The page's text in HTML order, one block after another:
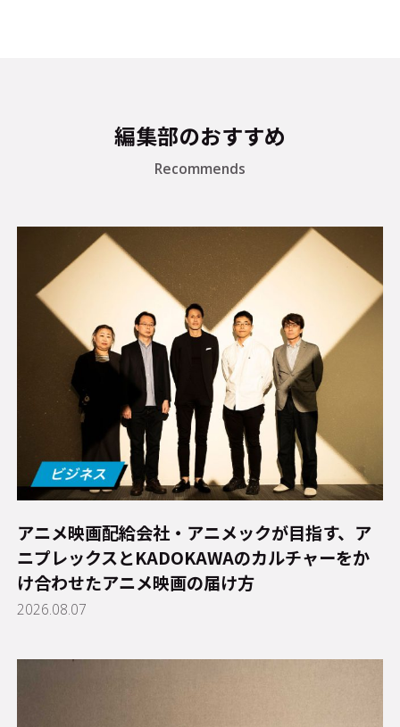
編集部のおすすめ
Recommends
アニメ映画配給会社・アニメックが目指す、ア
ニプレックスとKADOKAWAのカルチャーをか
け合わせたアニメ映画の届け方
2026.08.07